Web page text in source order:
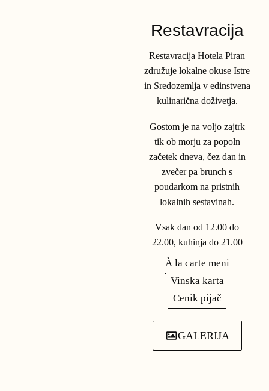
Go Green v Hotelu Piran
01.01.2026 – 31.12.2026
PREBERI VEČ
Restavracija
Restavracija Hotela Piran
združuje lokalne okuse Istre
in Sredozemlja v edinstvena
kulinarična doživetja.
Gostom je na voljo zajtrk
tik ob morju za popoln
začetek dneva, čez dan in
zvečer pa brunch s
poudarkom na pristnih
lokalnih sestavinah.
Vsak dan od 12.00 do
22.00, kuhinja do 21.00
À la carte meni
Vinska karta
Cenik pijač
GALERIJA